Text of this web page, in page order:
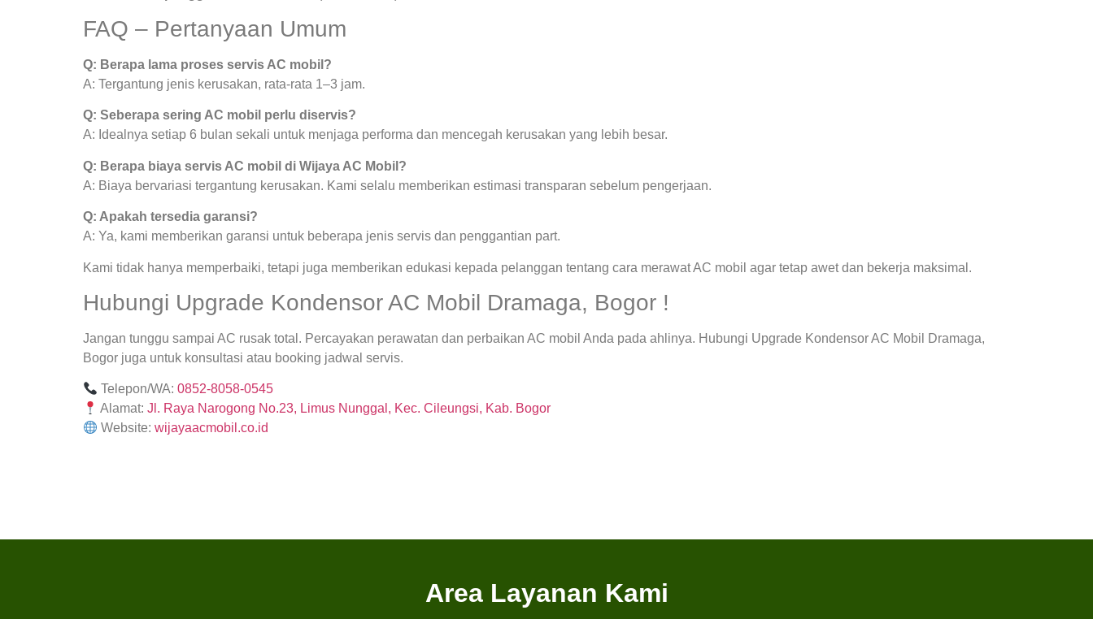
FAQ – Pertanyaan Umum
Q: Berapa lama proses servis AC mobil?
A: Tergantung jenis kerusakan, rata-rata 1–3 jam.
Q: Seberapa sering AC mobil perlu diservis?
A: Idealnya setiap 6 bulan sekali untuk menjaga performa dan mencegah kerusakan yang lebih besar.
Q: Berapa biaya servis AC mobil di Wijaya AC Mobil?
A: Biaya bervariasi tergantung kerusakan. Kami selalu memberikan estimasi transparan sebelum pengerjaan.
Q: Apakah tersedia garansi?
A: Ya, kami memberikan garansi untuk beberapa jenis servis dan penggantian part.
Kami tidak hanya memperbaiki, tetapi juga memberikan edukasi kepada pelanggan tentang cara merawat AC mobil agar tetap awet dan bekerja maksimal.
Hubungi Upgrade Kondensor AC Mobil Dramaga, Bogor !
Jangan tunggu sampai AC rusak total. Percayakan perawatan dan perbaikan AC mobil Anda pada ahlinya. Hubungi Upgrade Kondensor AC Mobil Dramaga,
Bogor juga untuk konsultasi atau booking jadwal servis.
Telepon/WA:0852-8058-0545
Alamat:Jl. Raya Narogong No.23, Limus Nunggal, Kec. Cileungsi, Kab. Bogor
Website:wijayaacmobil.co.id
Area Layanan Kami